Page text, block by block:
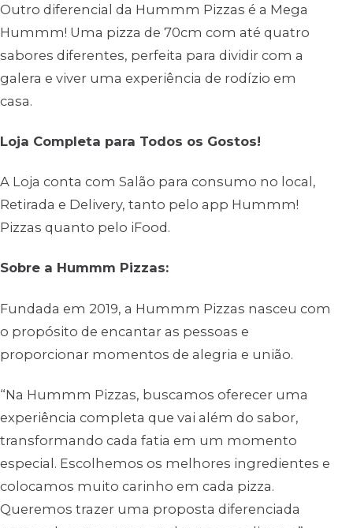
Outro diferencial da Hummm Pizzas é a Mega
Hummm! Uma pizza de 70cm com até quatro
sabores diferentes, perfeita para dividir com a
galera e viver uma experiência de rodízio em
casa.
Loja Completa para Todos os Gostos!
A Loja conta com Salão para consumo no local,
Retirada e Delivery, tanto pelo app Hummm!
Pizzas quanto pelo iFood.
Sobre a Hummm Pizzas:
Fundada em 2019, a Hummm Pizzas nasceu com
o propósito de encantar as pessoas e
proporcionar momentos de alegria e união.
“Na Hummm Pizzas, buscamos oferecer uma
experiência completa que vai além do sabor,
transformando cada fatia em um momento
especial. Escolhemos os melhores ingredientes e
colocamos muito carinho em cada pizza.
Queremos trazer uma proposta diferenciada